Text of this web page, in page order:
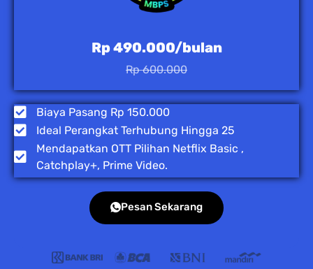
Rp 490.000/bulan
Rp 600.000
Biaya Pasang Rp 150.000
Ideal Perangkat Terhubung Hingga 25
Mendapatkan OTT Pilihan Netflix Basic ,
Catchplay+, Prime Video.
Pesan Sekarang